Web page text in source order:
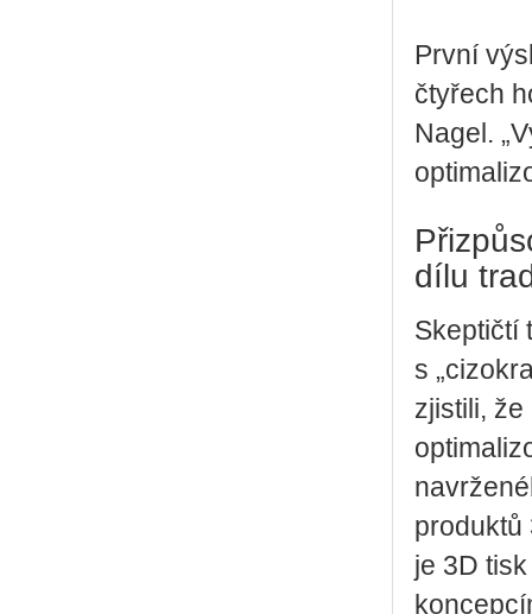
První
čtyřech
Nagel.
dílu
Skeptičtí
s
zjistili,
produktů
je 3D